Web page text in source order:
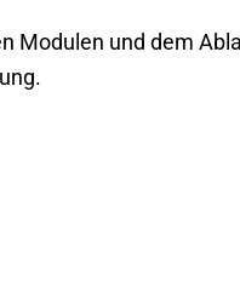
Modulen und dem